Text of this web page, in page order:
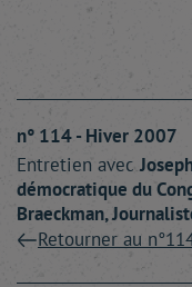
n° 114 - Hiver 2007
Entretien avec
démocratique du
Braeckman,
Retourner au